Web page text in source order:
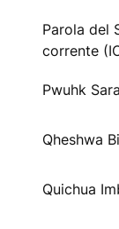
Parola del
corrente
Pwuhk
Qheshwa
Quichua